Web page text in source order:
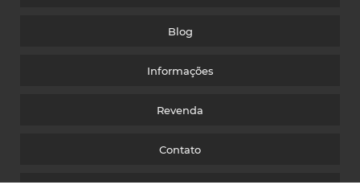
Blog
Informações
Revenda
Contato